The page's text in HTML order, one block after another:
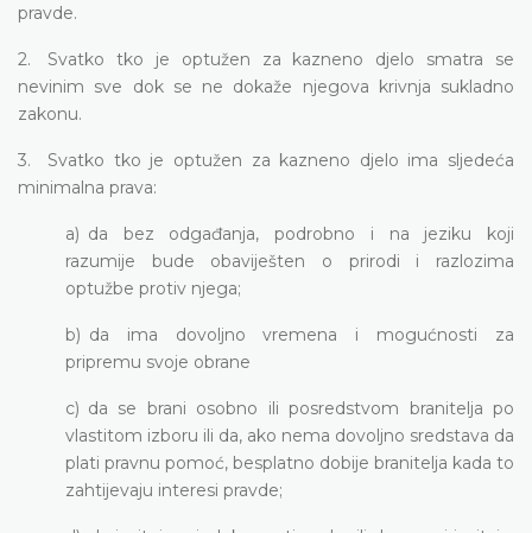
pravde.
2. Svatko tko je optužen za kazneno djelo smatra se
nevinim sve dok se ne dokaže njegova krivnja sukladno
zakonu.
3. Svatko tko je optužen za kazneno djelo ima sljedeća
minimalna prava:
a) da bez odgađanja, podrobno i na jeziku koji
razumije bude obaviješten o prirodi i razlozima
optužbe protiv njega;
b) da ima dovoljno vremena i mogućnosti za
pripremu svoje obrane
c) da se brani osobno ili posredstvom branitelja po
vlastitom izboru ili da, ako nema dovoljno sredstava da
plati pravnu pomoć, besplatno dobije branitelja kada to
zahtijevaju interesi pravde;